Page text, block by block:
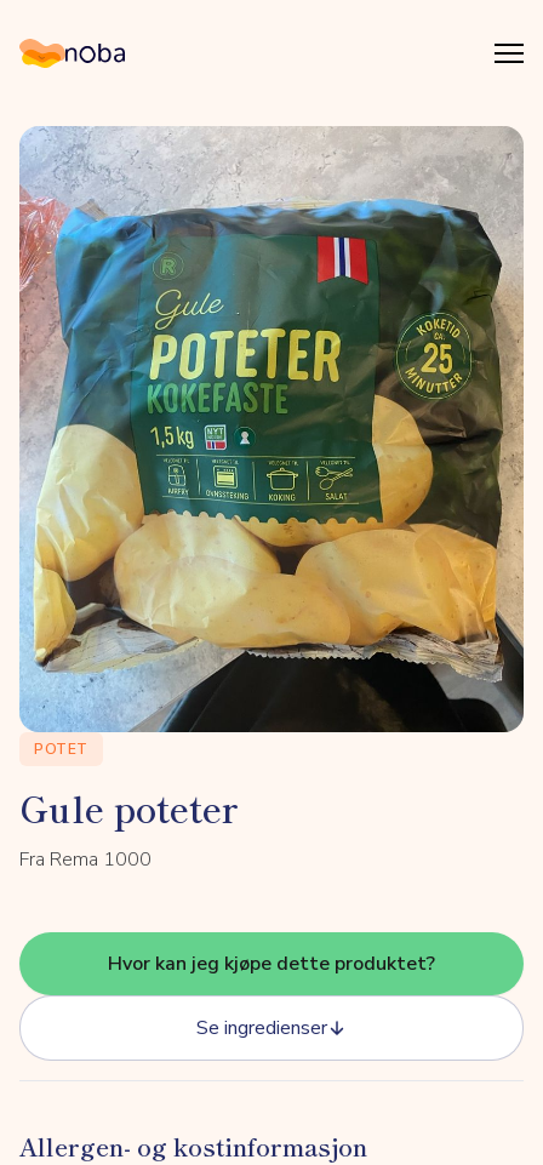
Noba
POTET
Gule poteter
Fra Rema 1000
Hvor kan jeg kjøpe dette produktet?
Se ingredienser
Allergen- og kostinformasjon